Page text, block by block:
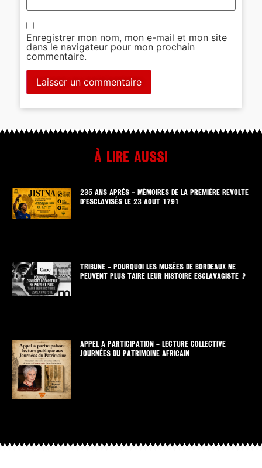
Enregistrer mon nom, mon e-mail et mon site
dans le navigateur pour mon prochain
commentaire.
À lire aussi
235 ANS APRÈS – MÉMOIRES DE LA PREMIÈRE REVOLTE
D’ESCLAVISÉS LE 23 AOUT 1791
TRIBUNE – POURQUOI LES MUSÉES DE BORDEAUX NE
PEUVENT PLUS TAIRE LEUR HISTOIRE ESCLAVAGISTE ?
APPEL A PARTICIPATION – LECTURE COLLECTIVE
JOURNÉES DU PATRIMOINE AFRICAIN